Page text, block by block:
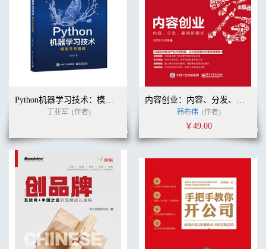
.................................................................. 82
分享思想，提升势能：大侠的草根向上IP 之路
.................................87
持续出书：分享思想，提升自我IP 势能
............................................ 87
大会议，大势能
.................................................................................... 100
跨界，本身就是拥有势能的内容
........................................................ 102
有温度的事件营销：企划小哥哥结婚生出网红与IP 势能 ...... 104
制造话题，卡位稀缺
............................................................................ 105
人格鲜明，事件温情
............................................................................ 105
精心策划，波次呈现
............................................................................ 106
异业联盟，共享流量
............................................................................ 106
社交平台，参与互动
............................................................................ 107
真心真爱，无限共鸣
Python机器学习技术：模型关系管理
丁亚军 (作者)
内容创业：内容、分发、赢利新模式
韩布伟 (作者)
￥49.00